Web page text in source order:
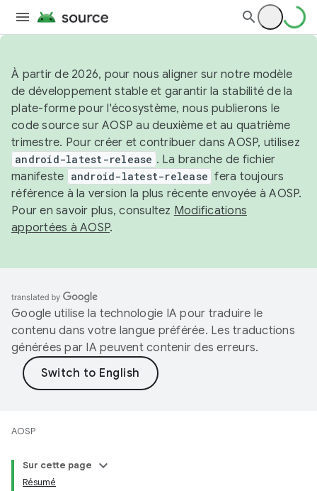
À partir de 2026, pour nous aligner sur notre modèle
de développement stable et garantir la stabilité de la
plate-forme pour l'écosystème, nous publierons le
code source sur AOSP au deuxième et au quatrième
trimestre. Pour créer et contribuer dans AOSP, utilisez
android-latest-release . La branche de fichier
manifeste android-latest-release fera toujours
référence à la version la plus récente envoyée à AOSP.
Pour en savoir plus, consultez Modifications
apportées à AOSP.
Google utilise la technologie IA pour traduire le
contenu dans votre langue préférée. Les traductions
générées par IA peuvent contenir des erreurs.
AOSP
Sur cette page
Résumé